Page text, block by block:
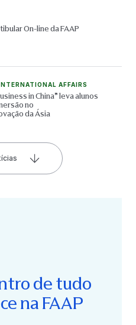
On-line da FAAP
AFFAIRS
in China” leva alunos
no
da Ásia
de tudo
na FAAP